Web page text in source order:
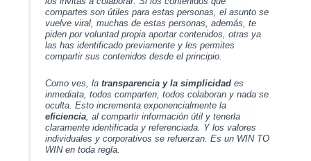
compartes son útiles para estas personas, el asunto se
vuelve viral, muchas de estas personas, además, te
piden por voluntad propia aportar contenidos, otras ya
las has identificado previamente y les permites
compartir sus contenidos desde el principio.
Como ves, la transparencia y la simplicidades
inmediata, todos comparten, todos colaboran y nada se
oculta. Esto incrementa exponencialmente la
eficiencia, al compartir información útil y tenerla
claramente identificada y referenciada. Y los valores
individuales y corporativos se refuerzan. Es un WIN TO
WIN en toda regla.